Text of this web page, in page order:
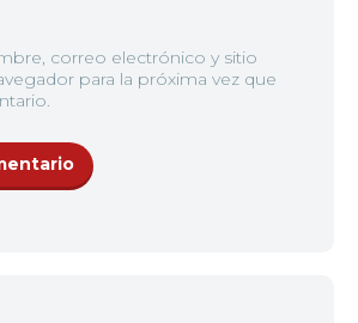
correo electrónico y sitio
para la próxima vez que